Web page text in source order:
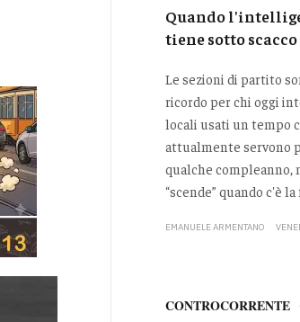
Quando
tiene sotto
Le sezioni di partito
ricordo per chi oggi
locali usati un tempo
attualmente servono
qualche compleanno,
“scende” quando c'è
EMANUELE ARMENTANO
CONTROCORRENTE